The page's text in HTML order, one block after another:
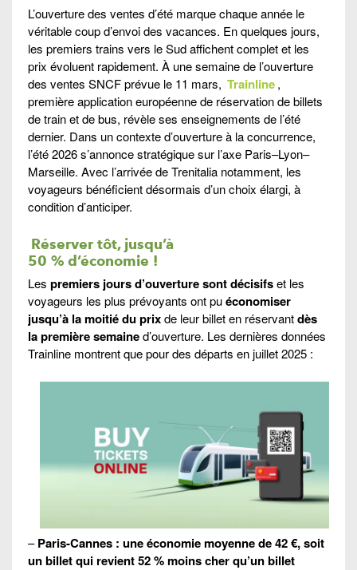
L’ouverture des ventes d’été marque chaque année le
véritable coup d’envoi des vacances. En quelques jours,
les premiers trains vers le Sud affichent complet et les
prix évoluent rapidement. À une semaine de l’ouverture
des ventes SNCF prévue le 11 mars, Trainline,
première application européenne de réservation de billets
de train et de bus, révèle ses enseignements de l’été
dernier. Dans un contexte d’ouverture à la concurrence,
l’été 2026 s’annonce stratégique sur l’axe Paris–Lyon–
Marseille. Avec l’arrivée de Trenitalia notamment, les
voyageurs bénéficient désormais d’un choix élargi, à
condition d’anticiper.
Réserver tôt, jusqu’à
50 % d’économie !
Les premiers jours d’ouverture sont décisifset les
voyageurs les plus prévoyants ont puéconomiser
jusqu’à la moitié du prixde leur billet en réservantdès
la première semained’ouverture. Les dernières données
Trainline montrent que pour des départs en juillet 2025 :
–Paris-Cannes : une économie moyenne de 42 €, soit
un billet qui revient 52 % moins cher qu’un billet